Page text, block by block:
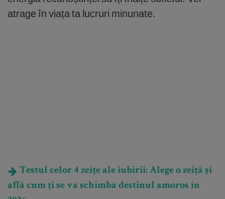
atrage în viața ta lucruri minunate.
Testul celor 4 zeițe ale iubirii: Alege o zeiță și
află cum ți se va schimba destinul amoros în